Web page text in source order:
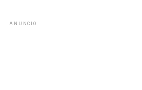
ANUNCIO